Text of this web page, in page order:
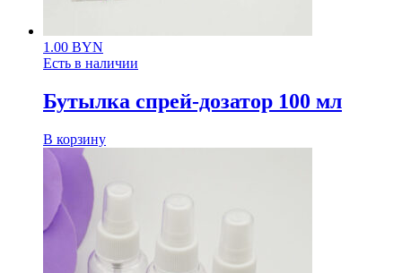
1.00 BYN
Есть в наличии
Бутылка спрей-дозатор 100 мл
В корзину